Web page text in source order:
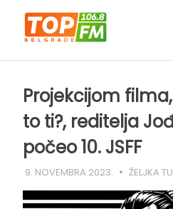
content
Projekcijom
to ti?, reditelja
počeo 10. JSFF
9. NOVEMBRA 2023. ŽELJKA